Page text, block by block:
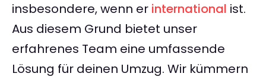
insbesondere, wenn er international ist.
Aus diesem Grund bietet unser
erfahrenes Team eine umfassende
Lösung für deinen Umzug. Wir kümmern